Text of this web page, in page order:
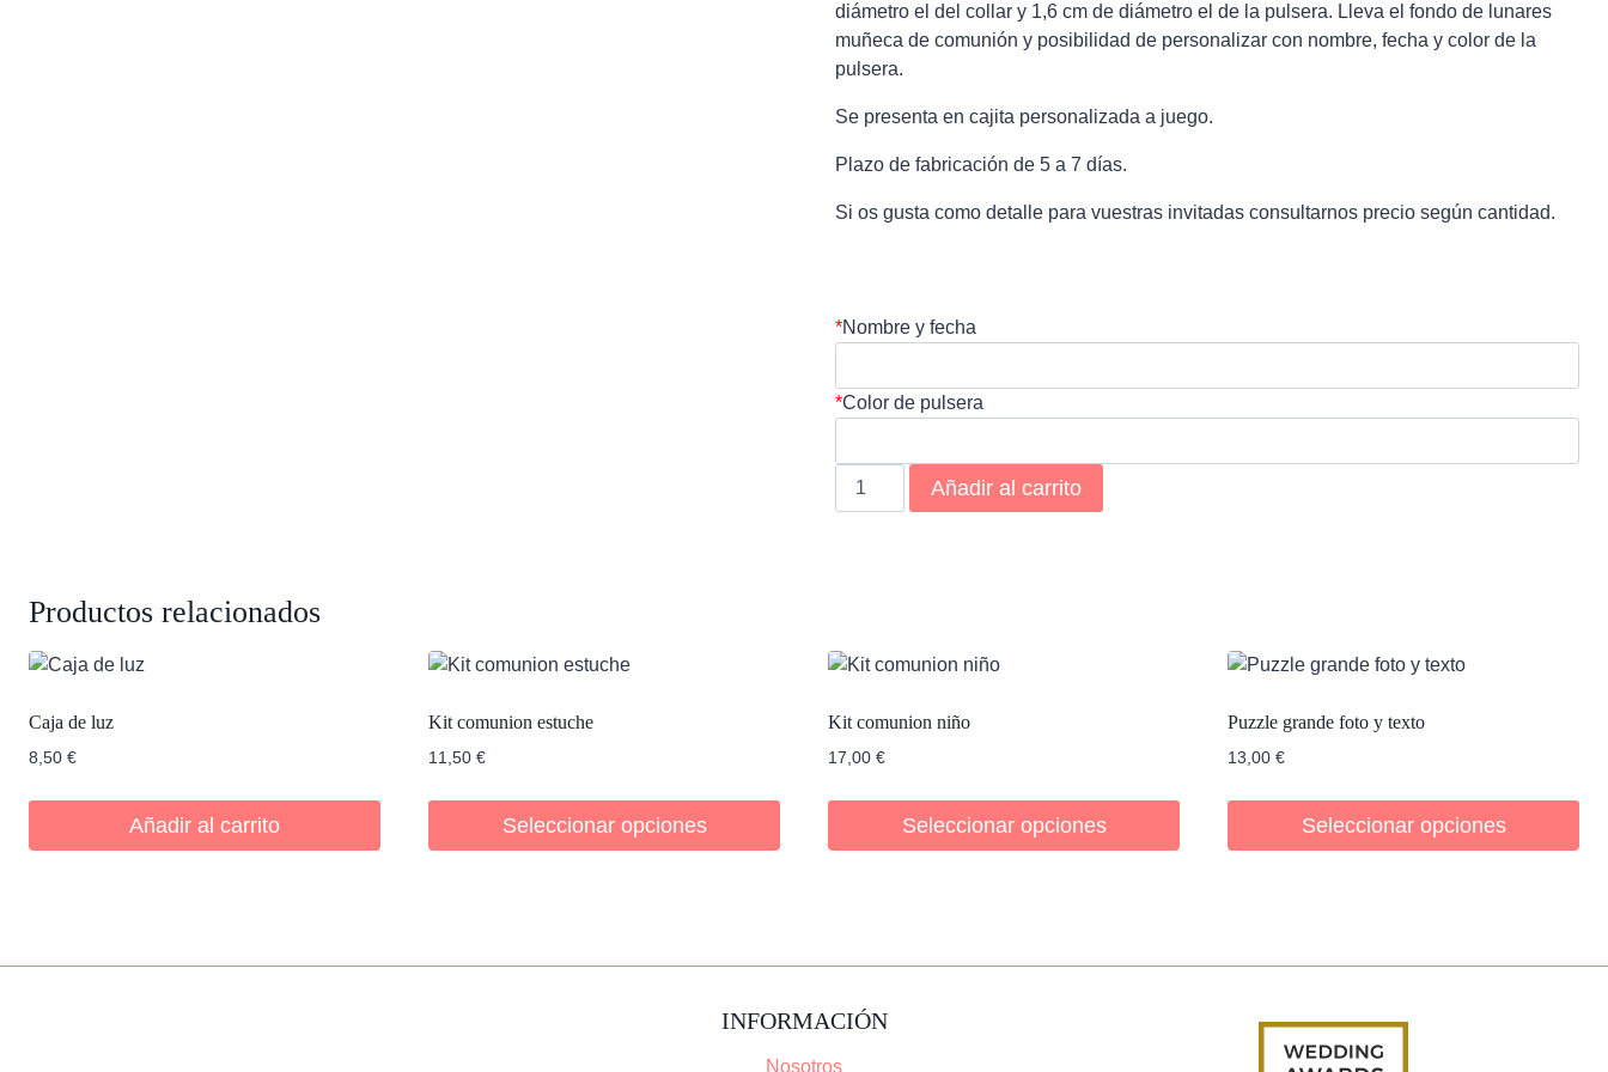
diámetro el del collar y 1,6 cm de diámetro el de la pulsera. Lleva el fondo de lunares
muñeca de comunión y posibilidad de personalizar con nombre, fecha y color de la
pulsera.
Se presenta en cajita personalizada a juego.
Plazo de fabricación de 5 a 7 días.
Si os gusta como detalle para vuestras invitadas consultarnos precio según cantidad.
*Nombre y fecha
*Color de pulsera
Pack
pulsera
Añadir al carrito
Productos relacionados
Caja de luz
8,50 €
Añadir al carrito
Kit comunion estuche
11,50 €
Seleccionar opciones
Kit comunion niño
17,00 €
Seleccionar opciones
Puzzle grande foto y texto
13,00 €
Seleccionar opciones
INFORMACIÓN
Nosotros